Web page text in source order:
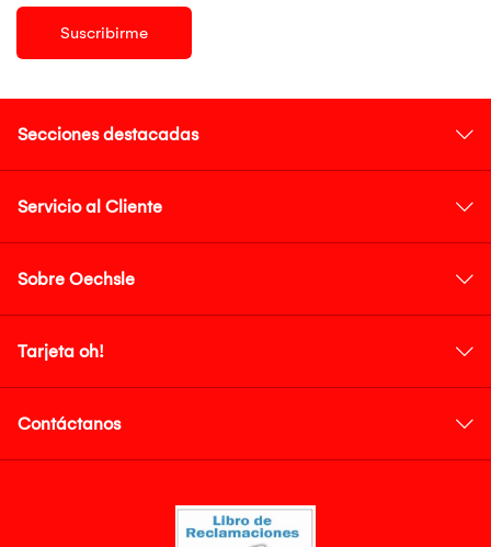
Suscribirme
Secciones destacadas
Servicio al Cliente
Sobre Oechsle
Tarjeta oh!
Contáctanos